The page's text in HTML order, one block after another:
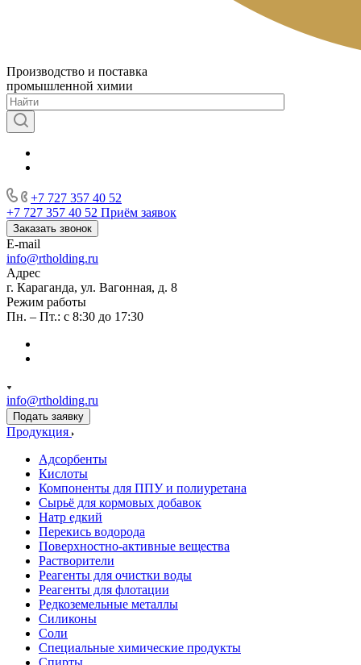
Производство и поставка
промышленной химии
+7 727 357 40 52
+7 727 357 40 52 Приём заявок
Заказать звонок
E-mail
info@rtholding.ru
Адрес
г. Караганда, ул. Вагонная, д. 8
Режим работы
Пн. – Пт.: с 8:30 до 17:30
info@rtholding.ru
Подать заявку
Продукция
Адсорбенты
Кислоты
Компоненты для ППУ и полиуретана
Сырьё для кормовых добавок
Натр едкий
Перекись водорода
Поверхностно-активные вещества
Растворители
Реагенты для очистки воды
Реагенты для флотации
Редкоземельные металлы
Силиконы
Соли
Специальные химические продукты
Спирты